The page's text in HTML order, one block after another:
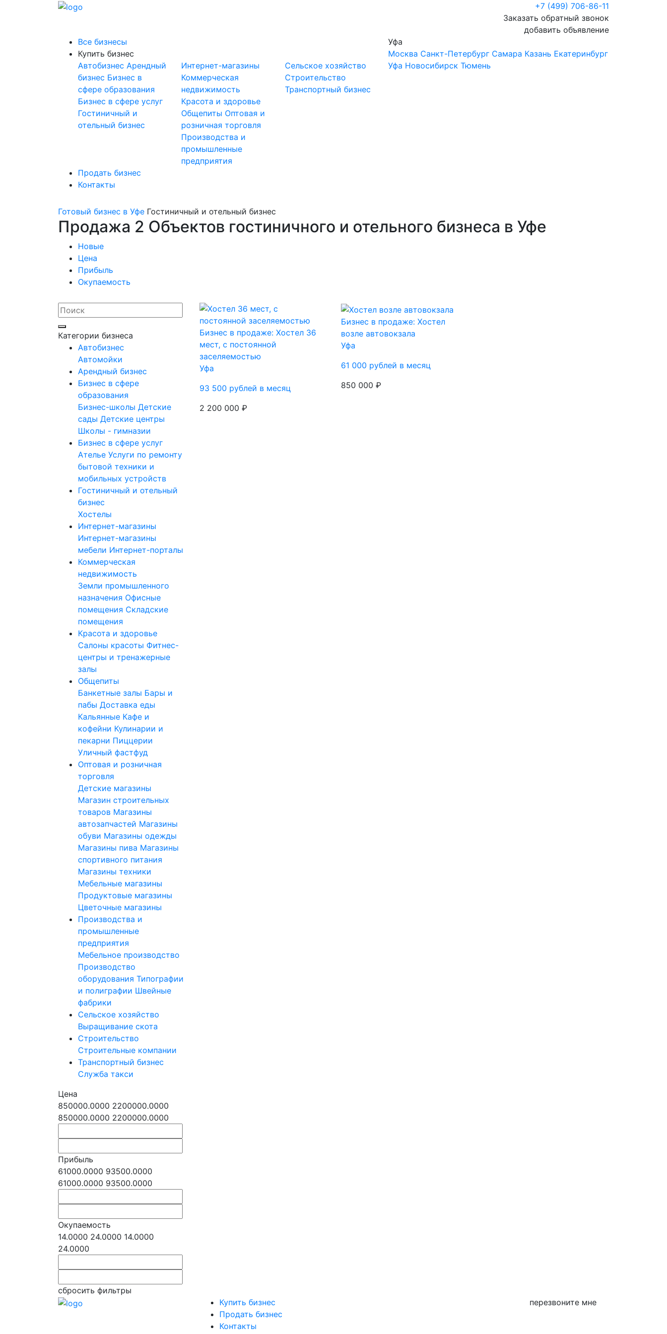
+7 (499) 706-86-11
Заказать обратный звонок
добавить объявление
Все бизнесы
Купить бизнес
Автобизнес Арендный
бизнес Бизнес в
сфере образования
Бизнес в сфере услуг
Гостиничный и
отельный бизнес
Интернет-магазины
Коммерческая
недвижимость
Красота и здоровье
Общепиты Оптовая и
розничная торговля
Производства и
промышленные
предприятия
Сельское хозяйство
Строительство
Транспортный бизнес
Продать бизнес
Контакты
Уфа
Москва Санкт-Петербург Самара Казань Екатеринбург
Уфа Новосибирск Тюмень
Готовый бизнес в Уфе Гостиничный и отельный бизнес
Продажа 2 Объектов гостиничного и отельного бизнеса в Уфе
Новые
Цена
Прибыль
Окупаемость
Категории бизнеса
Автобизнес
Автомойки
Арендный бизнес
Бизнес в сфере
образования
Бизнес-школы Детские
сады Детские центры
Школы - гимназии
Бизнес в сфере услуг
Ателье Услуги по ремонту
бытовой техники и
мобильных устройств
Гостиничный и отельный
бизнес
Хостелы
Интернет-магазины
Интернет-магазины
мебели Интернет-порталы
Коммерческая
недвижимость
Земли промышленного
назначения Офисные
помещения Складские
помещения
Красота и здоровье
Салоны красоты Фитнес-
центры и тренажерные
залы
Общепиты
Банкетные залы Бары и
пабы Доставка еды
Кальянные Кафе и
кофейни Кулинарии и
пекарни Пиццерии
Уличный фастфуд
Оптовая и розничная
торговля
Детские магазины
Магазин строительных
товаров Магазины
автозапчастей Магазины
обуви Магазины одежды
Магазины пива Магазины
спортивного питания
Магазины техники
Мебельные магазины
Продуктовые магазины
Цветочные магазины
Производства и
промышленные
предприятия
Мебельное производство
Производство
оборудования Типографии
и полиграфии Швейные
фабрики
Сельское хозяйство
Выращивание скота
Строительство
Строительные компании
Транспортный бизнес
Служба такси
Цена
850000.0000 2200000.0000
850000.0000 2200000.0000
Прибыль
61000.0000 93500.0000
61000.0000 93500.0000
Окупаемость
14.0000 24.0000 14.0000
24.0000
сбросить фильтры
Бизнес в продаже: Хостел 36
мест, с постоянной
заселяемостью
Уфа
93 500 рублей в месяц
2 200 000 ₽
Бизнес в продаже: Хостел
возле автовокзала
Уфа
61 000 рублей в месяц
850 000 ₽
Купить бизнес
Продать бизнес
Контакты
перезвоните мне